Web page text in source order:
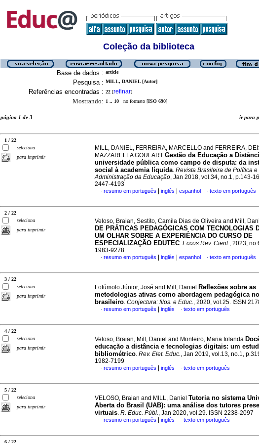
Coleção da biblioteca
Base de dados : article
Pesquisa : MILL, DANIEL [Autor]
Referências encontradas : 22 [refinar]
Mostrando: 1 .. 10 no formato [ISO 690]
página 1 de 3 ir para
1 / 22
seleciona
para imprimir
MILL, DANIEL, FERREIRA, MARCELLO and FERREIRA,
MAZZARELLA GOULART Gestão da Educação a
universidade pública como campo de disputa: da
social à academia líquida. Revista Brasileira de Política e
Administração da Educação, Jan 2018, vol.34, no.1, p.143-
2447-4193
· resumo em português inglês espanhol · texto em português
2 / 22
seleciona
para imprimir
Veloso, Braian, Sestito, Camila Dias de Oliveira and Mill,
DE PRÁTICAS PEDAGÓGICAS COM TECNOLOGIAS
UM OLHAR SOBRE A EXPERIÊNCIA DO CURSO DE
ESPECIALIZAÇÃO EDUTEC. Eccos Rev. Cient., 2023,
1983-9278
· resumo em português inglês espanhol · texto em português
3 / 22
seleciona
para imprimir
Lotúmolo Júnior, José and Mill, Daniel
Reflexões sobre as
metodologias ativas como abordagem pedagógica
brasileiro. Conjectura: filos. e Educ., 2020, vol.25. ISSN
· resumo em português inglês · texto em português
4 / 22
seleciona
para imprimir
Veloso, Braian, Mill, Daniel and Monteiro, Maria Iolanda
educação a distância e tecnologias digitais: um
bibliométrico. Rev. Elet. Educ., Jan 2019, vol.13, no.1,
1982-7199
· resumo em português inglês · texto em português
5 / 22
seleciona
para imprimir
VELOSO, Braian and MILL, Daniel Tutoria no sistema
Aberta do Brasil (UAB): uma análise dos tutores
virtuais. R. Educ. Públ., Jan 2020, vol.29. ISSN 2238-2097
· resumo em português inglês · texto em português
6 / 22